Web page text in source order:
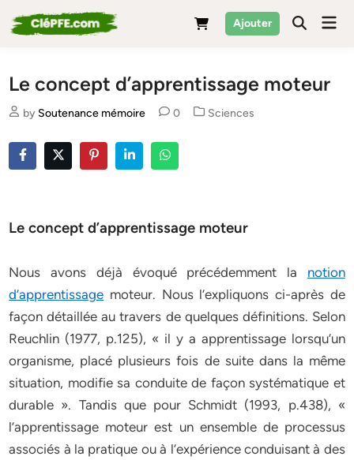
to
Ajouter
Le concept d’apprentissage moteur
by Soutenance mémoire 0
Posted
Sciences
Le concept d’apprentissage moteur
Nous avons déjà évoqué précédemment la notion
d’apprentissage moteur. Nous l’expliquons ci-après de
façon détaillée au travers de quelques définitions. Selon
Reuchlin (1977, p.125), « il y a apprentissage lorsqu’un
organisme, placé plusieurs fois de suite dans la même
situation, modifie sa conduite de façon systématique et
durable ». Tandis que pour Schmidt (1993, p.438), «
l’apprentissage moteur est un ensemble de processus
associés à la pratique ou à l’expérience conduisant à des